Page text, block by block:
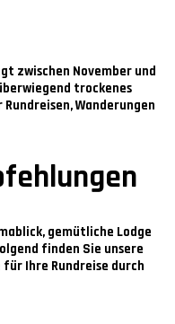
zwischen November und
trockenes
Wanderungen
gemütliche Lodge
finden Sie unsere
Ihre Rundreise durch